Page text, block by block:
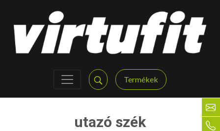
Termékek
utazó szék